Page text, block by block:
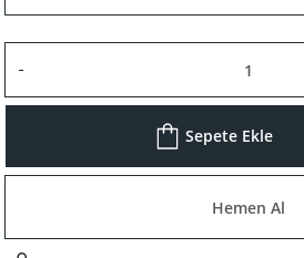
Sepete Ekle
Hemen Al